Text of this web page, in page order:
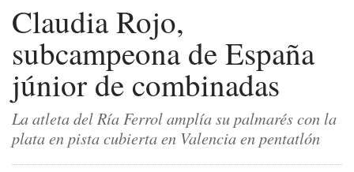
Claudia Rojo,
subcampeona de España
júnior de combinadas
La atleta del Ría Ferrol amplía su palmarés con la
plata en pista cubierta en Valencia en pentatlón